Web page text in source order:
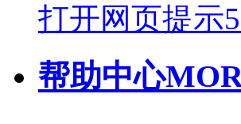
打开网页提示
帮助中心